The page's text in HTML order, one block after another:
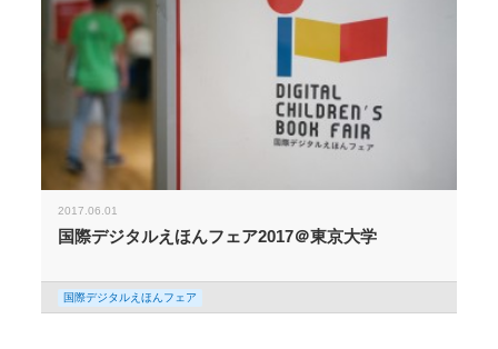
2017.06.01
国際デジタルえほんフェア2017＠東京大学
国際デジタルえほんフェア